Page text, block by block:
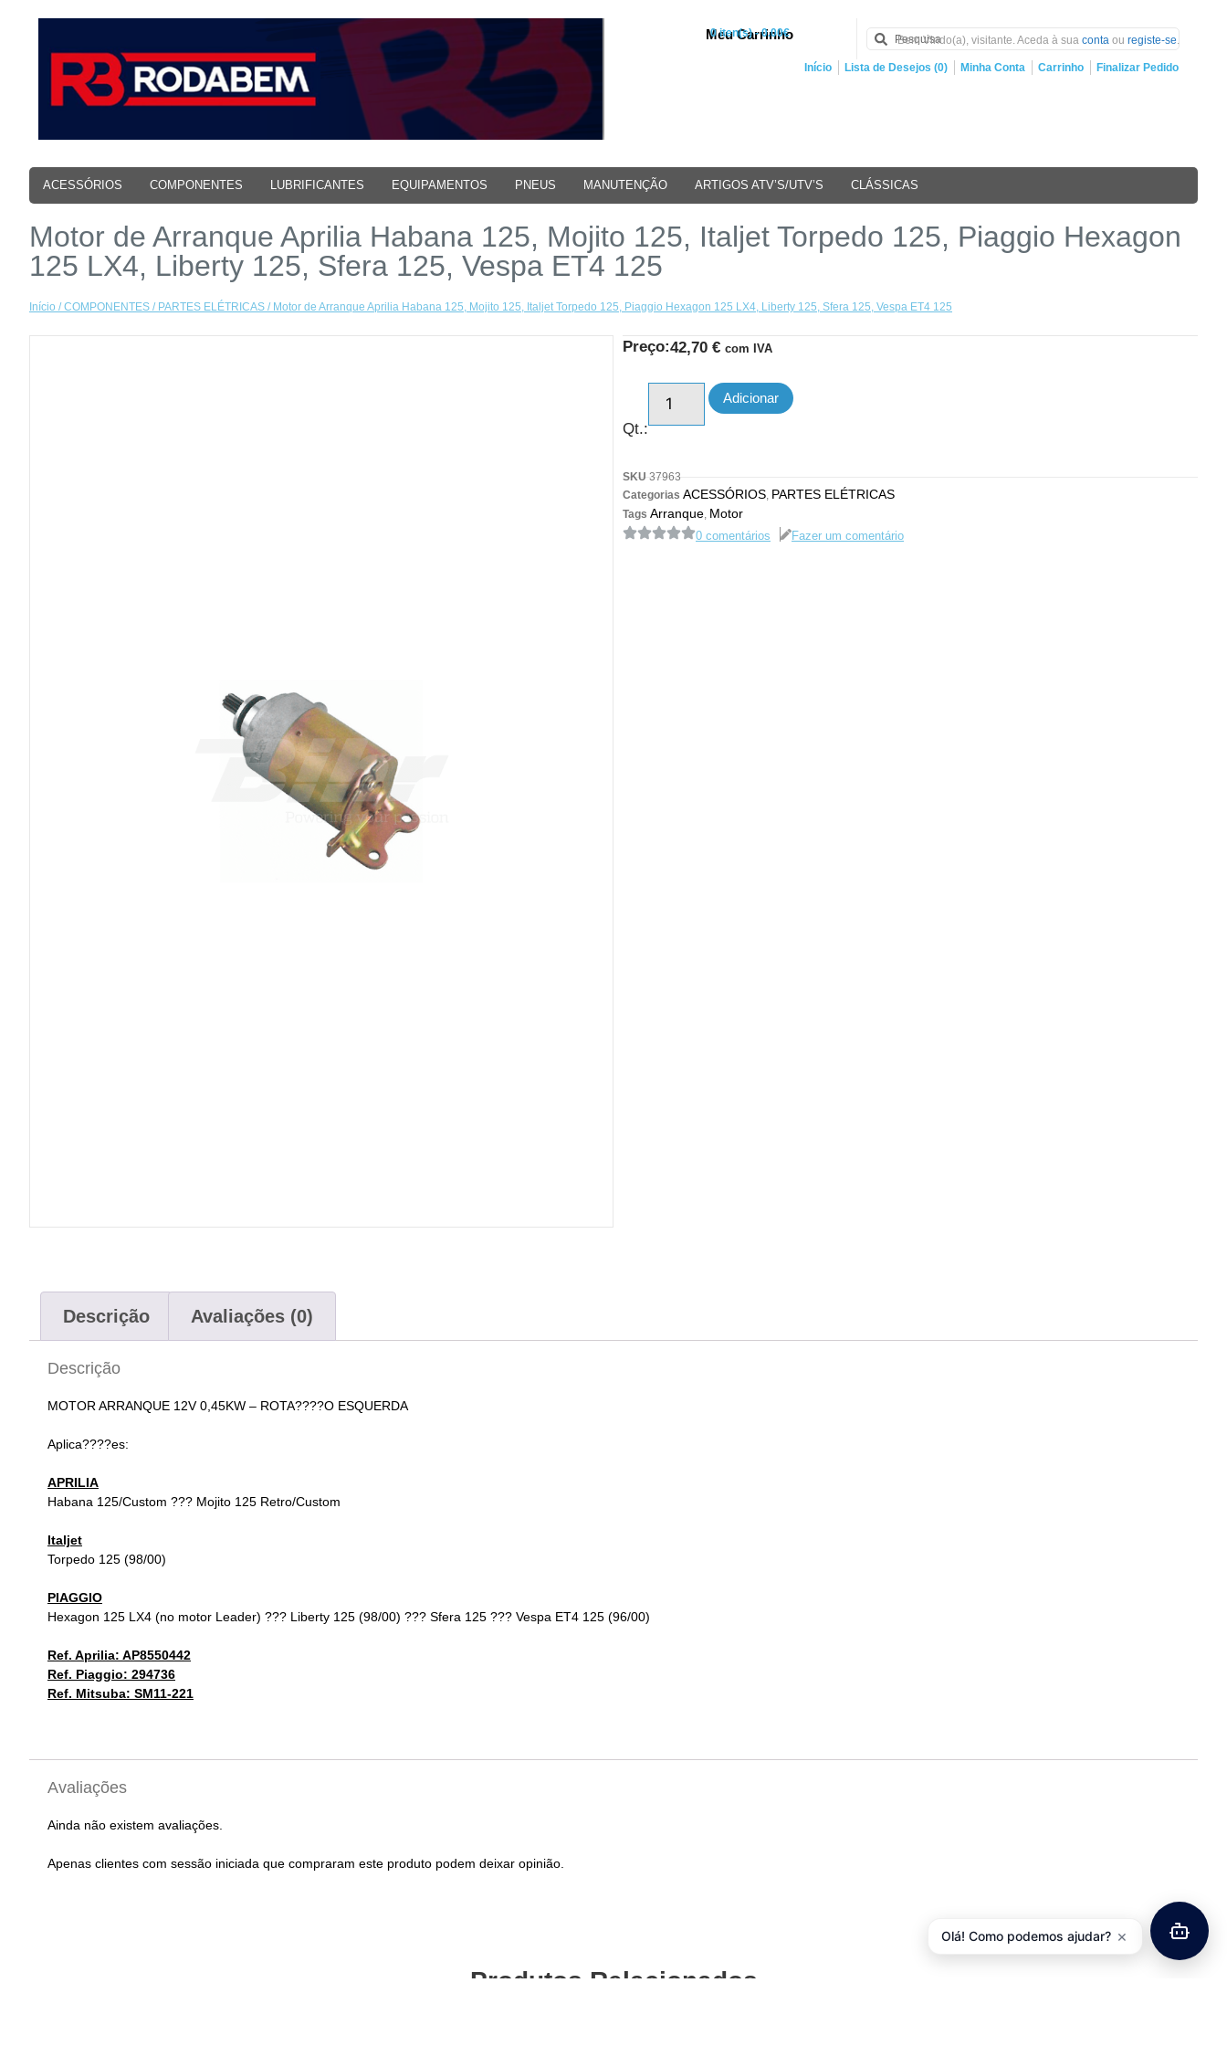
Meu Carrinho
0 iten(s) - 0.00€
Bem Vindo(a), visitante. Aceda à sua conta ou registe-se.
Início Lista de Desejos (0) Minha Conta Carrinho Finalizar Pedido
ACESSÓRIOS COMPONENTES LUBRIFICANTES EQUIPAMENTOS PNEUS MANUTENÇÃO ARTIGOS ATV’S/UTV’S CLÁSSICAS
Motor de Arranque Aprilia Habana 125, Mojito 125, Italjet Torpedo 125, Piaggio Hexagon
125 LX4, Liberty 125, Sfera 125, Vespa ET4 125
Início /COMPONENTES / PARTES ELÉTRICAS / Motor de Arranque Aprilia Habana 125, Mojito 125, Italjet Torpedo 125, Piaggio Hexagon 125 LX4, Liberty 125, Sfera 125, Vespa ET4 125
Preço:42,70 € com IVA
Qt.:
Adicionar
SKU 37963
Categorias ACESSÓRIOS PARTES ELÉTRICAS
Tags Arranque Motor
0 comentários Fazer um comentário
Descrição Avaliações (0)
Descrição
MOTOR ARRANQUE 12V 0,45KW – ROTA????O ESQUERDA
Aplica????es:
APRILIA
Habana 125/Custom ??? Mojito 125 Retro/Custom
Italjet
Torpedo 125 (98/00)
PIAGGIO
Hexagon 125 LX4 (no motor Leader) ??? Liberty 125 (98/00) ??? Sfera 125 ??? Vespa ET4 125 (96/00)
Ref. Aprilia: AP8550442
Ref. Piaggio: 294736
Ref. Mitsuba: SM11-221
Avaliações
Ainda não existem avaliações.
Apenas clientes com sessão iniciada que compraram este produto podem deixar opinião.
Produtos Relacionados
Olá! Como podemos ajudar? ×